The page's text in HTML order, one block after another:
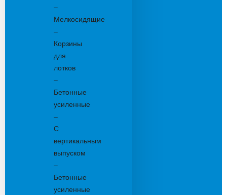
–
Мелкосидящие
–
Корзины
для
лотков
–
Бетонные
усиленные
–
С
вертикальным
выпуском
–
Бетонные
усиленные